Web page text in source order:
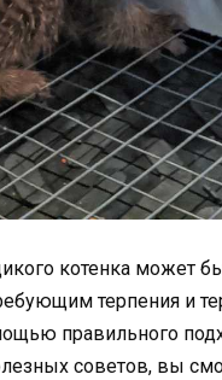
котенка может
терпения и
правильного
советов, вы